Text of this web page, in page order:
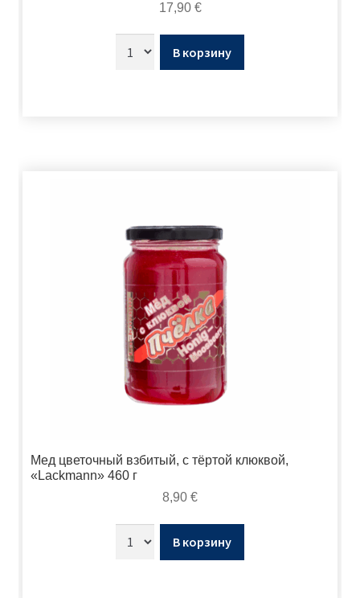
17,90 €
В корзину
Мед цветочный взбитый, с тёртой клюквой,
«Lackmann» 460 г
8,90 €
В корзину